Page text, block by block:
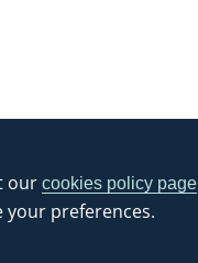
ourcookies policy page
preferences.